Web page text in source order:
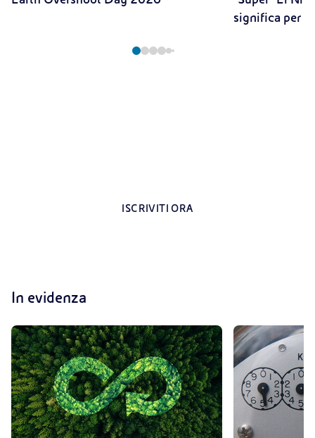
significa per il
ISCRIVITI ORA
In evidenza